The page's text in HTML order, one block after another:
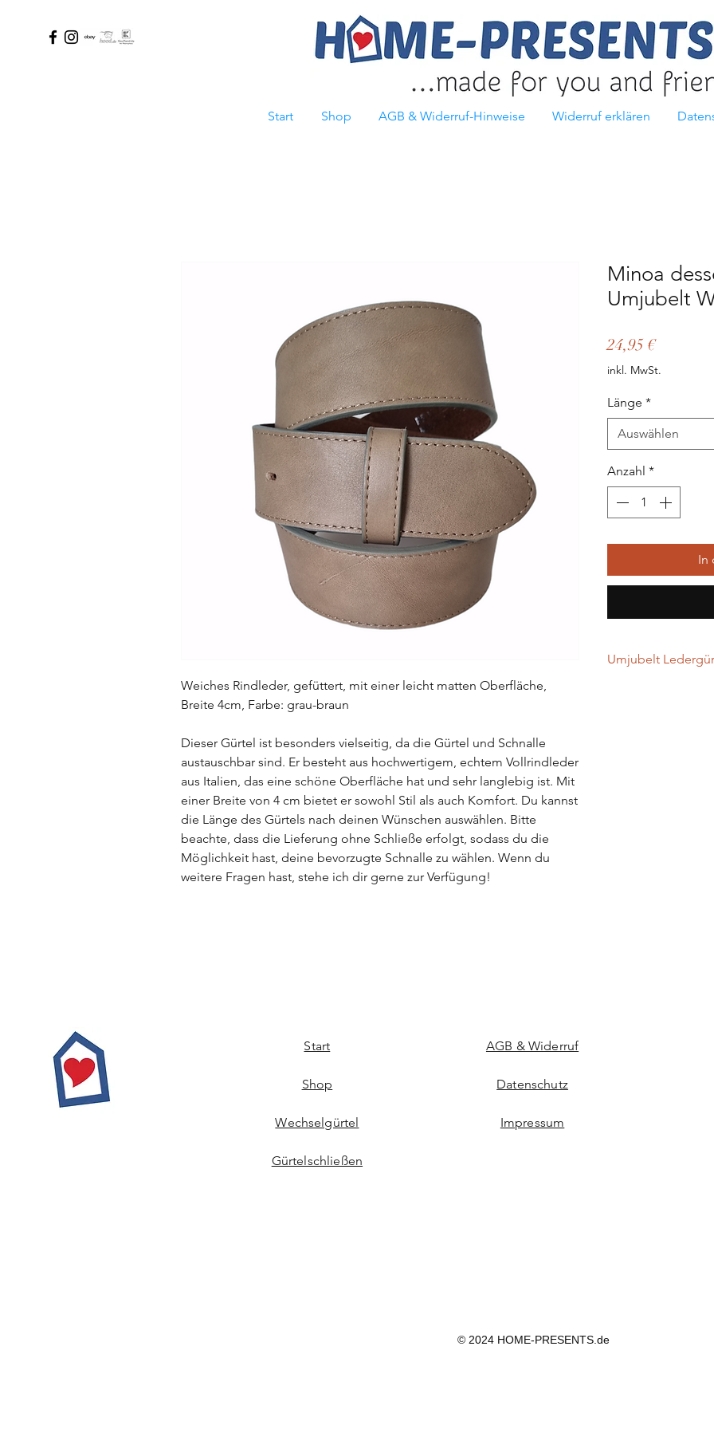
Start Shop AGB & Widerruf-Hinweise Widerruf erklären
Weiches Rindleder, gefüttert, mit einer leicht matten Oberfläche,
Breite 4cm, Farbe: grau-braun
Dieser Gürtel ist besonders vielseitig, da die Gürtel und Schnalle
austauschbar sind. Er besteht aus hochwertigem, echtem Vollrindleder
aus Italien, das eine schöne Oberfläche hat und sehr langlebig ist. Mit
einer Breite von 4 cm bietet er sowohl Stil als auch Komfort. Du kannst
die Länge des Gürtels nach deinen Wünschen auswählen. Bitte
beachte, dass die Lieferung ohne Schließe erfolgt, sodass du die
Möglichkeit hast, deine bevorzugte Schnalle zu wählen. Wenn du
weitere Fragen hast, stehe ich dir gerne zur Verfügung!
Minoa
Umjubelt
24,95 €Preis
inkl. MwSt.
Länge *
Auswählen
Anzahl *
In
Umjubelt
Start
Shop
Wechselgürtel
Gürtelschließen
AGB & Widerruf
Datenschutz
Impressum
© 2024 HOME-PRESENTS.de